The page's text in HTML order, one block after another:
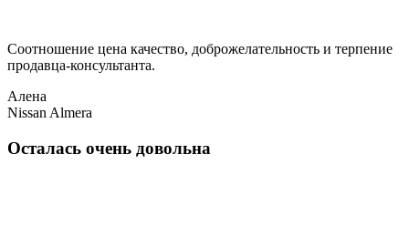
Соотношение цена качество, доброжелательность и терпение
продавца-консультанта.
Алена
Nissan Almera
Осталась очень довольна